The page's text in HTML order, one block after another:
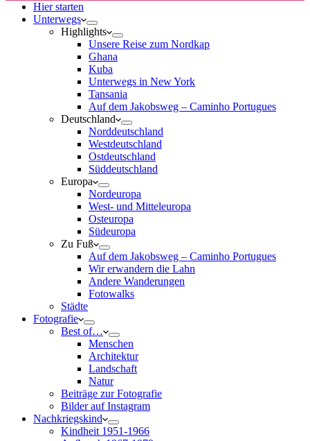
Hier starten
Unterwegs
Highlights
Unsere Reise zum Nordkap
Ghana
Kuba
Unterwegs in New York
Tansania
Auf dem Jakobsweg – Caminho Portugues
Deutschland
Norddeutschland
Westdeutschland
Ostdeutschland
Süddeutschland
Europa
Nordeuropa
West- und Mitteleuropa
Osteuropa
Südeuropa
Zu Fuß
Auf dem Jakobsweg – Caminho Portugues
Wir erwandern die Lahn
Andere Wanderungen
Fotowalks
Städte
Fotografie
Best of…
Menschen
Architektur
Landschaft
Natur
Beiträge zur Fotografie
Bilder auf Instagram
Nachkriegskind
Kindheit 1951-1966